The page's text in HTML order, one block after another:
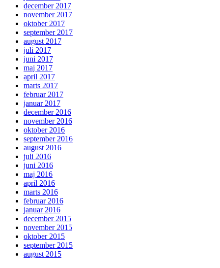
december 2017
november 2017
oktober 2017
september 2017
august 2017
juli 2017
juni 2017
maj 2017
april 2017
marts 2017
februar 2017
januar 2017
december 2016
november 2016
oktober 2016
september 2016
august 2016
juli 2016
juni 2016
maj 2016
april 2016
marts 2016
februar 2016
januar 2016
december 2015
november 2015
oktober 2015
september 2015
august 2015